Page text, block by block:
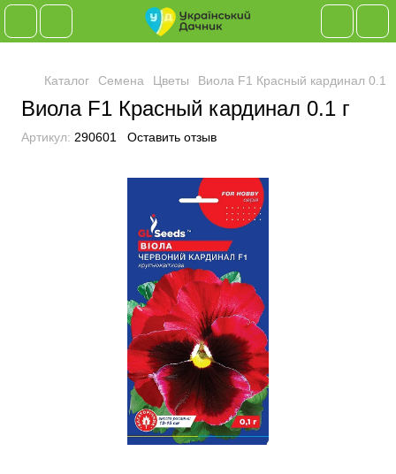
Каталог Семена Цветы Виола F1 Красный кардинал 0.1 г
Виола F1 Красный кардинал 0.1 г
Артикул: 290601 Оставить отзыв